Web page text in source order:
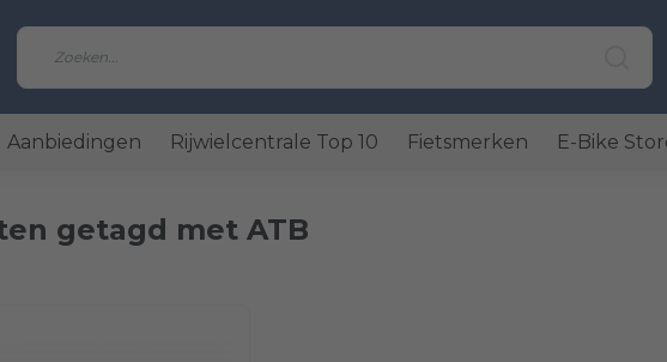
Aanbiedingen Rijwielcentrale Top 10 Fietsmerken E-Bike
getagd met ATB